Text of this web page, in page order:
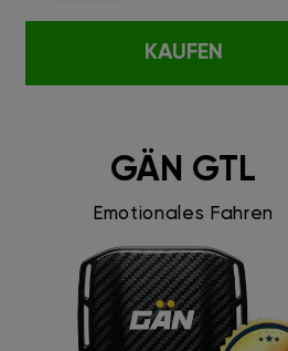
KAUFEN
GÄN GTL
Emotionales Fahren